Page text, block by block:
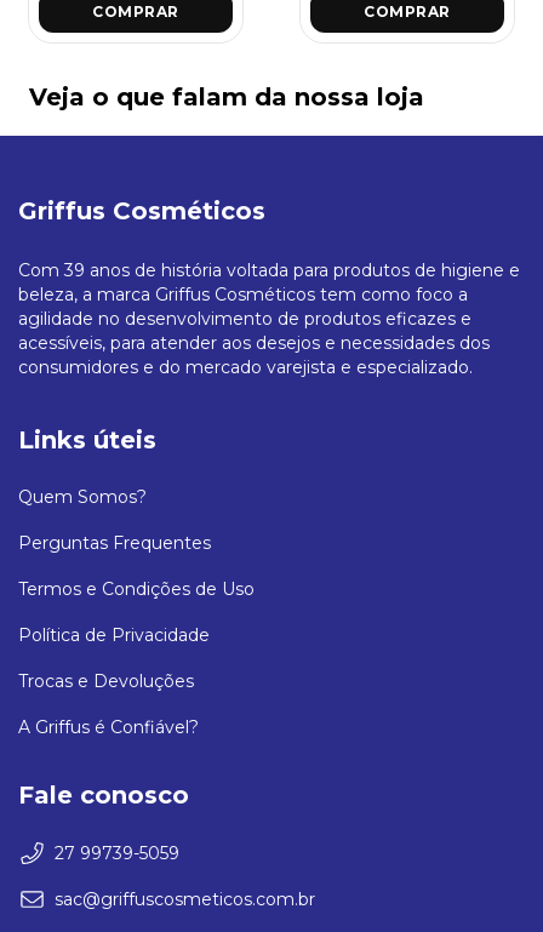
Veja o que falam da nossa loja
Griffus Cosméticos
Com 39 anos de história voltada para produtos de higiene e
beleza, a marca Griffus Cosméticos tem como foco a
agilidade no desenvolvimento de produtos eficazes e
acessíveis, para atender aos desejos e necessidades dos
consumidores e do mercado varejista e especializado.
Links úteis
Quem Somos?
Perguntas Frequentes
Termos e Condições de Uso
Política de Privacidade
Trocas e Devoluções
A Griffus é Confiável?
Fale conosco
27 99739-5059
sac@griffuscosmeticos.com.br